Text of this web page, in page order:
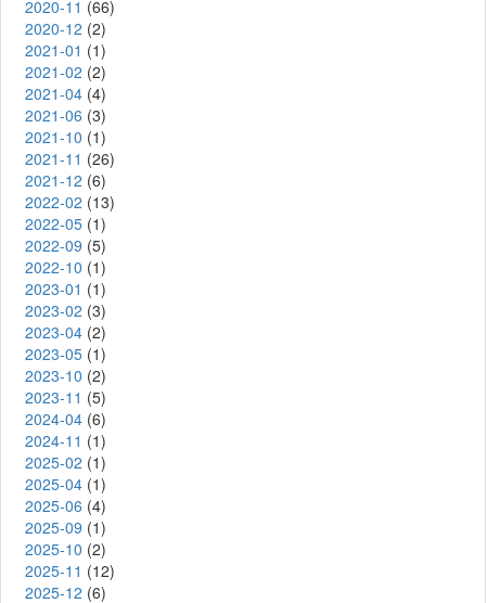
2020-11 (66)
2020-12 (2)
2021-01 (1)
2021-02 (2)
2021-04 (4)
2021-06 (3)
2021-10 (1)
2021-11 (26)
2021-12 (6)
2022-02 (13)
2022-05 (1)
2022-09 (5)
2022-10 (1)
2023-01 (1)
2023-02 (3)
2023-04 (2)
2023-05 (1)
2023-10 (2)
2023-11 (5)
2024-04 (6)
2024-11 (1)
2025-02 (1)
2025-04 (1)
2025-06 (4)
2025-09 (1)
2025-10 (2)
2025-11 (12)
2025-12 (6)